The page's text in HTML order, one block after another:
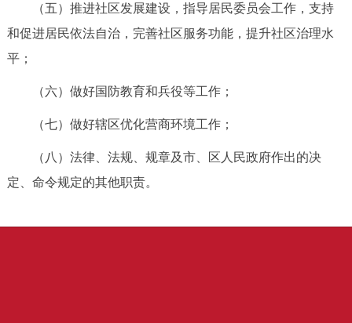
（五）推进社区发展建设，指导居民委员会工作，支持
和促进居民依法自治，完善社区服务功能，提升社区治理水
平；
（六）做好国防教育和兵役等工作；
（七）做好辖区优化营商环境工作；
（八）法律、法规、规章及市、区人民政府作出的决
定、命令规定的其他职责。